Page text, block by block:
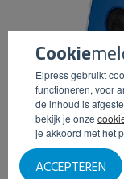
Cookie
Elpress gebruikt
functioneren, voor
de inhoud is
bekijk je onze
je akkoord met het
ACCEPTEREN